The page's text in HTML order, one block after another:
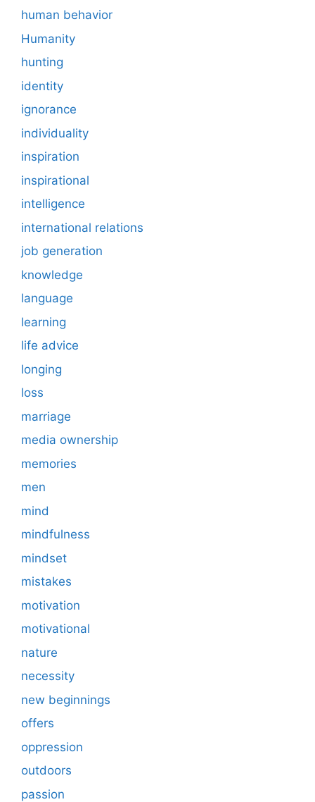
human behavior
Humanity
hunting
identity
ignorance
individuality
inspiration
inspirational
intelligence
international relations
job generation
knowledge
language
learning
life advice
longing
loss
marriage
media ownership
memories
men
mind
mindfulness
mindset
mistakes
motivation
motivational
nature
necessity
new beginnings
offers
oppression
outdoors
passion